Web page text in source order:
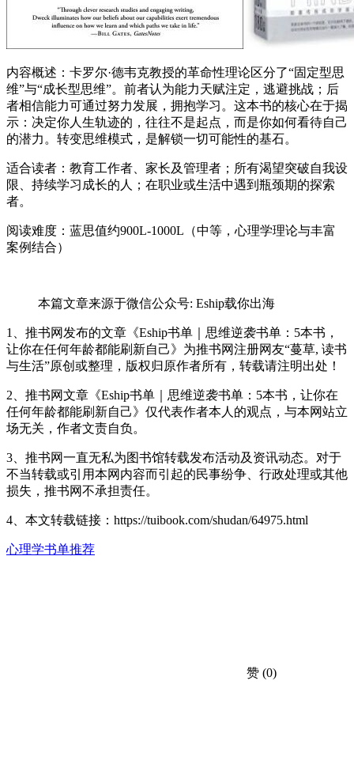
内容概述：卡罗尔·德韦克教授的革命性理论区分了“固定型思
维”与“成长型思维”。前者认为能力天赋注定，逃避挑战；后
者相信能力可通过努力发展，拥抱学习。这本书的核心在于揭
示：决定你人生轨迹的，往往不是起点，而是你如何看待自己
的潜力。转变思维模式，是解锁一切可能性的基石。
适合读者：教育工作者、家长及管理者；所有渴望突破自我设
限、持续学习成长的人；在职业或生活中遇到瓶颈期的探索
者。
阅读难度：蓝思值约900L-1000L（中等，心理学理论与丰富
案例结合）
本篇文章来源于微信公众号: Eship载你出海
1、推书网发布的文章《Eship书单｜思维逆袭书单：5本书，
让你在任何年龄都能刷新自己》为推书网注册网友“蔓草, 读书
与生活”原创或整理，版权归原作者所有，转载请注明出处！
2、推书网文章《Eship书单｜思维逆袭书单：5本书，让你在
任何年龄都能刷新自己》仅代表作者本人的观点，与本网站立
场无关，作者文责自负。
3、推书网一直无私为图书馆转载发布活动及资讯动态。对于
不当转载或引用本网内容而引起的民事纷争、行政处理或其他
损失，推书网不承担责任。
4、本文转载链接：https://tuibook.com/shudan/64975.html
心理学书单推荐
赞 (0)